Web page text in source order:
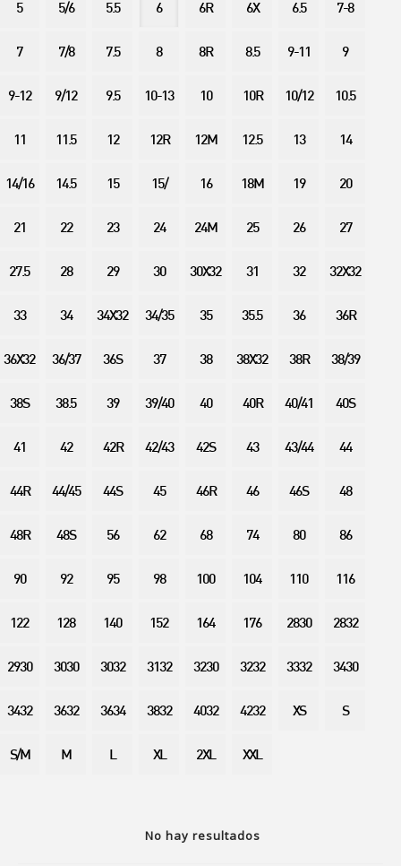
No hay resultados
5 5/6 5.5 6 6R 6X 6.5 7-8
7 7/8 7.5 8 8R 8.5 9-11 9
9-12 9/12 9.5 10-13 10 10R 10/12 10.5
11 11.5 12 12R 12M 12.5 13 14
14/16 14.5 15 15/ 16 18M 19 20
21 22 23 24 24M 25 26 27
27.5 28 29 30 30X32 31 32 32X32
33 34 34X32 34/35 35 35.5 36 36R
36X32 36/37 36S 37 38 38X32 38R 38/39
38S 38.5 39 39/40 40 40R 40/41 40S
41 42 42R 42/43 42S 43 43/44 44
44R 44/45 44S 45 46R 46 46S 48
48R 48S 56 62 68 74 80 86
90 92 95 98 100 104 110 116
122 128 140 152 164 176 2830 2832
2930 3030 3032 3132 3230 3232 3332 3430
3432 3632 3634 3832 4032 4232 XS S
S/M M L XL 2XL XXL